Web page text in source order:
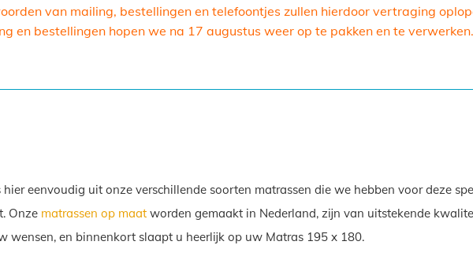
van mailing, bestellingen en telefoontjes zullen hierdoor vertraging
en bestellingen hopen we na 17 augustus weer op te pakken en te verwerken.
eenvoudig uit onze verschillende soorten matrassen die we hebben voor deze
Onze matrassen op maat worden gemaakt in Nederland, zijn van uitstekende
wensen, en binnenkort slaapt u heerlijk op uw Matras 195 x 180.